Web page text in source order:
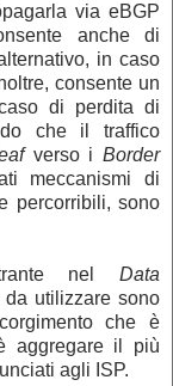
via eBGP
anche di
in caso
consente un
di perdita di
che il traffico
verso i Border
meccanismi di
percorribili, sono
ne lData
utilizzare sono
che è
aggregare il più
agli ISP.